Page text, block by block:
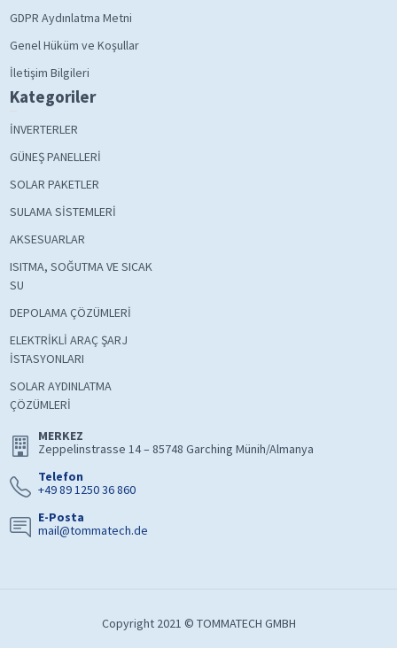
GDPR Aydınlatma Metni
Genel Hüküm ve Koşullar
İletişim Bilgileri
Kategoriler
İNVERTERLER
GÜNEŞ PANELLERİ
SOLAR PAKETLER
SULAMA SİSTEMLERİ
AKSESUARLAR
ISITMA, SOĞUTMA VE SICAK
SU
DEPOLAMA ÇÖZÜMLERİ
ELEKTRİKLİ ARAÇ ŞARJ
İSTASYONLARI
SOLAR AYDINLATMA
ÇÖZÜMLERİ
MERKEZ
Zeppelinstrasse 14 – 85748 Garching Münih/Almanya
Telefon
+49 89 1250 36 860
E-Posta
mail@tommatech.de
Copyright 2021 © TOMMATECH GMBH